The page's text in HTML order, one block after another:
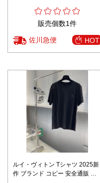
販売個数1件
佐川急便 HOT
ルイ・ヴィトン Tシャツ 2025新
作 ブランド コピー 安全通販 夏